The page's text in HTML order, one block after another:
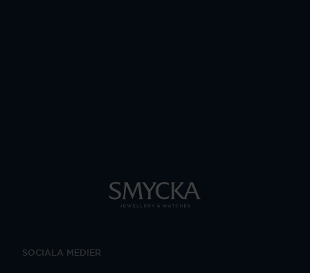
SOCIALA MEDIER